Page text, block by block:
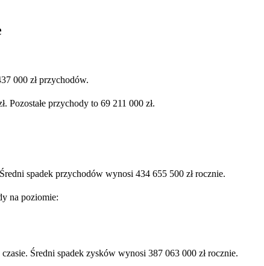
000 zł przychodów.
Pozostałe przychody to 69 211 000 zł.
Średni spadek przychodów wynosi 434 655 500 zł rocznie.
na poziomie:
Średni spadek zysków wynosi 387 063 000 zł rocznie.